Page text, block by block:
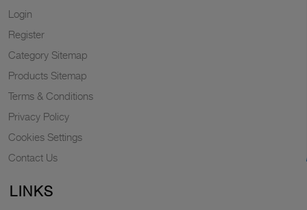
Login
Register
Category Sitemap
Products Sitemap
Terms & Conditions
Privacy Policy
Cookies Settings
Contact Us
LINKS